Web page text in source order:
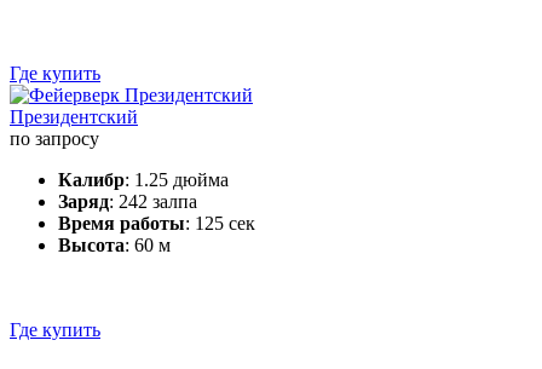
Где купить
Президентский
по запросу
Калибр: 1.25 дюйма
Заряд: 242 залпа
Время работы: 125 сек
Высота: 60 м
Где купить